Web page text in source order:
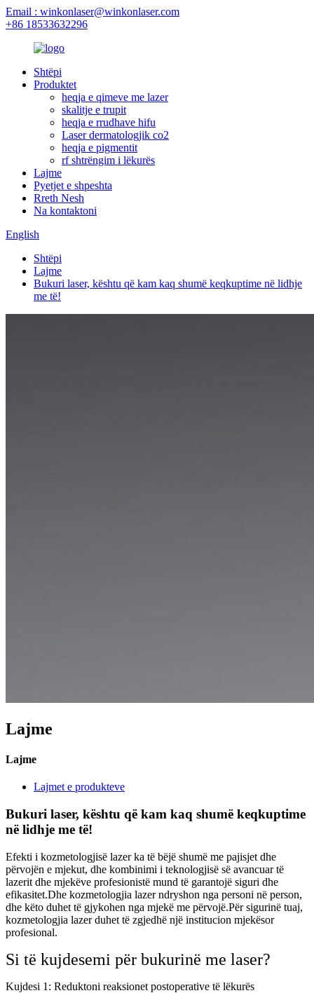
Email : winkonlaser@winkonlaser.com
+86 18533632296
Shtëpi
Produktet
heqja e qimeve me lazer
skalitje e trupit
heqja e rrudhave hifu
Laser dermatologjik co2
heqja e pigmentit
rf shtrëngim i lëkurës
Lajme
Pyetjet e shpeshta
Rreth Nesh
Na kontaktoni
English
Shtëpi
Lajme
Bukuri laser, kështu që kam kaq shumë keqkuptime në lidhje
me të!
Lajme
Lajme
Lajmet e produkteve
Bukuri laser, kështu që kam kaq shumë keqkuptime
në lidhje me të!
Efekti i kozmetologjisë lazer ka të bëjë shumë me pajisjet dhe
përvojën e mjekut, dhe kombinimi i teknologjisë së avancuar të
lazerit dhe mjekëve profesionistë mund të garantojë siguri dhe
efikasitet.Dhe kozmetologjia lazer ndryshon nga personi në person,
dhe këto duhet të gjykohen nga mjekë me përvojë.Për sigurinë tuaj,
kozmetologjia lazer duhet të zgjedhë një institucion mjekësor
profesional.
Si të kujdesemi për bukurinë me laser?
Kujdesi 1: Reduktoni reaksionet postoperative të lëkurës